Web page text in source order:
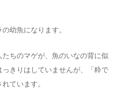
幼魚になります。
たちのマゲが、魚のいなの背に似
きりはしていませんが、「粋で
ています。